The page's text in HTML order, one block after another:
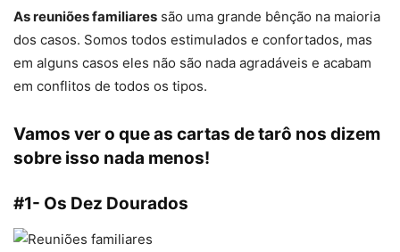
As reuniões familiares são uma grande bênção na maioria
dos casos. Somos todos estimulados e confortados, mas
em alguns casos eles não são nada agradáveis e acabam
em conflitos de todos os tipos.
Vamos ver o que as cartas de tarô nos dizem
sobre isso nada menos!
#1- Os Dez Dourados